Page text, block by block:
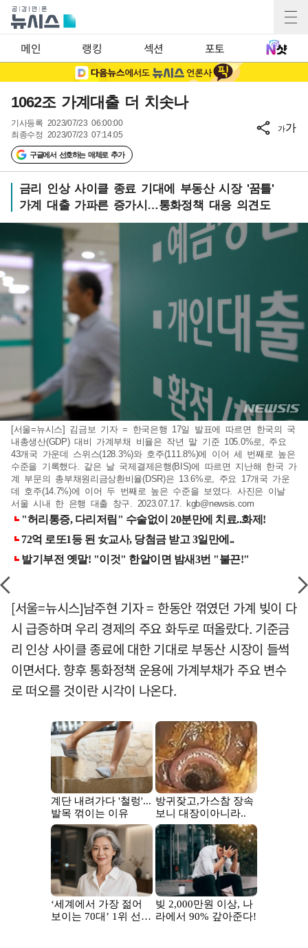
메인 랭킹 섹션 포토
1062조 가계대출 더 치솟나
기사등록 2023/07/23 06:00:00
최종수정 2023/07/23 07:14:05
구글에서 선호하는 매체로 추가
가가
금리 인상 사이클 종료 기대에 부동산 시장 '꿈틀'
가계 대출 가파른 증가시…통화정책 대응 의견도
[서울=뉴시스] 김금보 기자 = 한국은행 17일 발표에 따르면 한국의 국
내총생산(GDP) 대비 가계부채 비율은 작년 말 기준 105.0%로, 주요
43개국 가운데 스위스(128.3%)와 호주(111.8%)에 이어 세 번째로 높은
수준을 기록했다. 같은 날 국제결제은행(BIS)에 따르면 지난해 한국 가
계 부문의 총부채원리금상환비율(DSR)은 13.6%로, 주요 17개국 가운
데 호주(14.7%)에 이어 두 번째로 높은 수준을 보였다. 사진은 이날
서울 시내 한 은행 대출 창구. 2023.07.17. kgb@newsis.com
[서울=뉴시스]남주현 기자 = 한동안 꺾였던 가계 빚이 다
시 급증하며 우리 경제의 주요 화두로 떠올랐다. 기준금
리 인상 사이클 종료에 대한 기대로 부동산 시장이 들썩
이면서다. 향후 통화정책 운용에 가계부채가 주요 변수
로 떠오를 것이란 시각이 나온다.